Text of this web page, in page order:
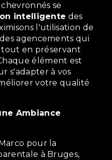
se
intelligente des
l'utilisation de
agencements qui
en préservant
élément est
s'adapter à vos
votre qualité
Ambiance
pour la
à Bruges,